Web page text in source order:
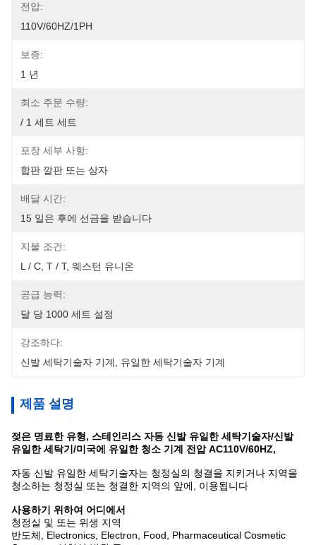
전압:
110V/60HZ/1PH
보증:
1 년
최소 주문 수량:
/ 1 세트 세트
포장 세부 사항:
합판 깔판 또는 상자
배달 시간:
15 일은 후에 선금을 받습니다
지불 조건:
L / C, T / T, 웨스턴 유니온
공급 능력:
달 당 1000 세트 설정
강조하다:
신발 세탁기술자 기계
유일한 세탁기술자 기계
제품 설명
젖은 명료한 유형, 스테인리스 자동 신발 유일한 세탁기술자/신발
유일한 세탁기/미국에 유일한 청소 기계 전압 AC110V/60HZ,
자동 신발 유일한 세탁기술자는 청정실의 청결을 지키거나 지역을
청소하는 청정실 또는 청결한 지역의 앞에, 이용됩니다
사용하기 위하여 어디에서
청정실 및 또는 위생 지역
반도체, Electronics, Electron, Food, Pharmaceutical Cosmetic